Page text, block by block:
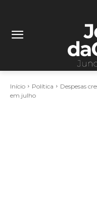
Início Política
Despesas
em julho